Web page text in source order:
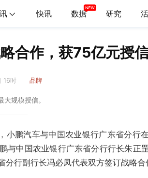
快讯 数据 研究
合作，获75亿元授
16时 品牌
规模授信。
小鹏汽车与中国农业银行广东省分行
与中国农业银行广东省分行行长朱正
行副行长冯必凤代表双方签订战略合